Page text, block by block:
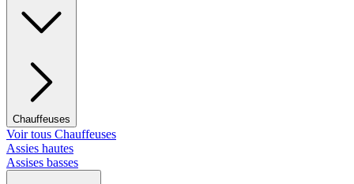
Chauffeuses
Voir tous Chauffeuses
Assies hautes
Assises basses